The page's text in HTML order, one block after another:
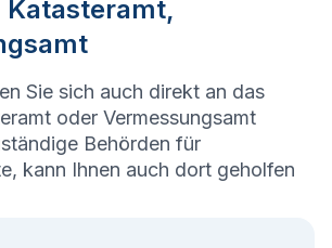
Katasteramt,
Sie sich auch direkt an das
oder Vermessungsamt
Behörden für
kann Ihnen auch dort geholfen